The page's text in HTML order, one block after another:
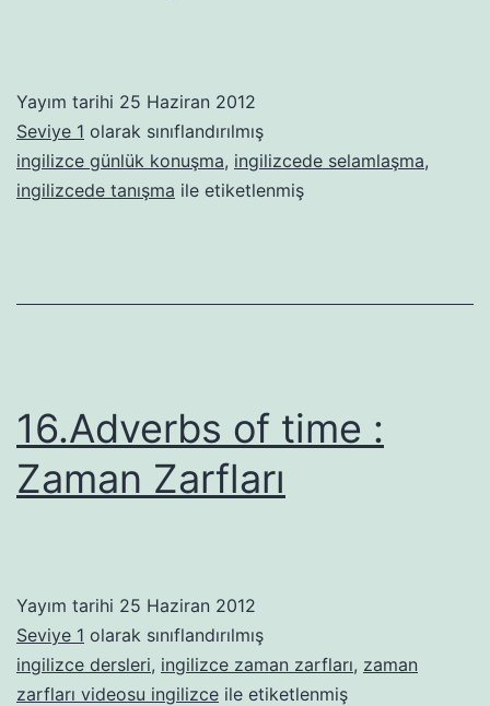
Yayım tarihi 25 Haziran 2012
Seviye 1 olarak sınıflandırılmış
ingilizce günlük konuşma, ingilizcede selamlaşma,
ingilizcede tanışma ile etiketlenmiş
16.Adverbs of time :
Zaman Zarfları
Yayım tarihi 25 Haziran 2012
Seviye 1 olarak sınıflandırılmış
ingilizce dersleri, ingilizce zaman zarfları, zaman
zarfları videosu ingilizce ile etiketlenmiş